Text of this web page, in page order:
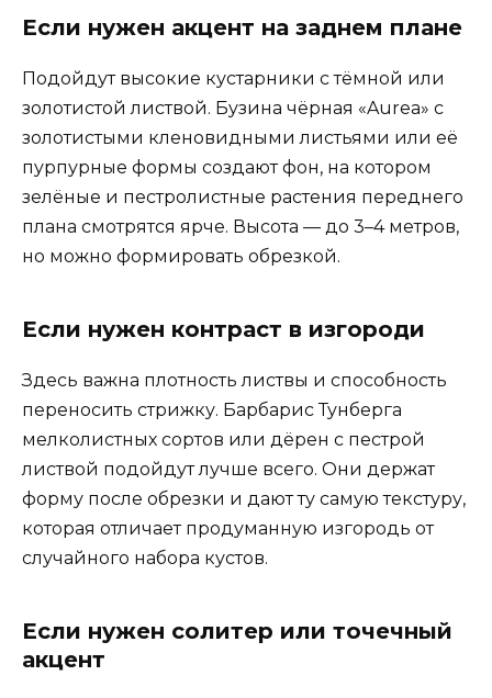
Если нужен акцент на заднем плане
Подойдут высокие кустарники с тёмной или
золотистой листвой. Бузина чёрная «Aurea» с
золотистыми кленовидными листьями или её
пурпурные формы создают фон, на котором
зелёные и пестролистные растения переднего
плана смотрятся ярче. Высота — до 3–4 метров,
но можно формировать обрезкой.
Если нужен контраст в изгороди
Здесь важна плотность листвы и способность
переносить стрижку. Барбарис Тунберга
мелколистных сортов или дёрен с пестрой
листвой подойдут лучше всего. Они держат
форму после обрезки и дают ту самую текстуру,
которая отличает продуманную изгородь от
случайного набора кустов.
Если нужен солитер или точечный
акцент